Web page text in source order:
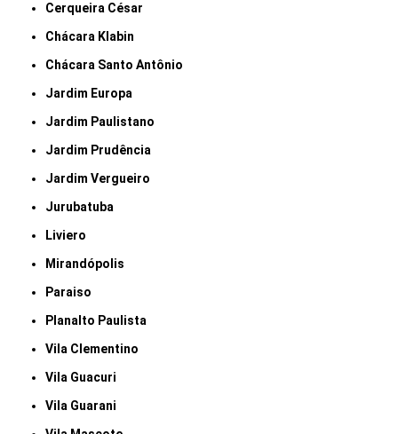
Cerqueira César
Chácara Klabin
Chácara Santo Antônio
Jardim Europa
Jardim Paulistano
Jardim Prudência
Jardim Vergueiro
Jurubatuba
Liviero
Mirandópolis
Paraiso
Planalto Paulista
Vila Clementino
Vila Guacuri
Vila Guarani